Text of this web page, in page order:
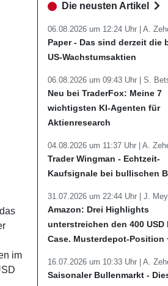
im
Die neusten Artikel
06.08.2026 um 12:24 Uhr | A.
Paper - Das sind derzeit die
US-Wachstumsaktien
06.08.2026 um 09:43 Uhr | S.
Neu bei TraderFox: Meine 7
wichtigsten KI-Agenten für
Aktienresearch
04.08.2026 um 11:37 Uhr | A.
Trader Wingman - Echtzeit-
Kaufsignale bei bullischen
31.07.2026 um 22:44 Uhr | J.
Amazon: Drei Highlights
unterstreichen den 400 USD
Case. Musterdepot-Position
16.07.2026 um 10:33 Uhr | A.
Saisonaler Bullenmarkt -